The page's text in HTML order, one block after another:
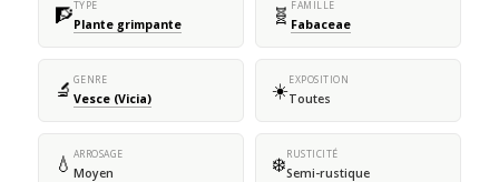
🧗TYPE
Plante grimpante 🧬 FAMILLE
Fabaceae
🔬 GENRE
Vesce (Vicia) ☀️EXPOSITION
Toutes
💧 ARROSAGE
Moyen ❄️RUSTICITÉ
Semi-rustique